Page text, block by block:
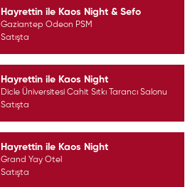
Hayrettin ile Kaos Night & Sefo
Gaziantep Odeon PSM
Satışta
Hayrettin ile Kaos Night
Dicle Üniversitesi Cahit Sıtkı Tarancı Salonu
Satışta
Hayrettin ile Kaos Night
Grand Yay Otel
Satışta